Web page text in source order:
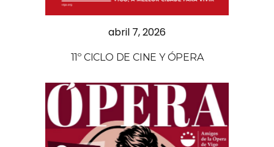
abril 7, 2026
11º CICLO DE CINE Y ÓPERA